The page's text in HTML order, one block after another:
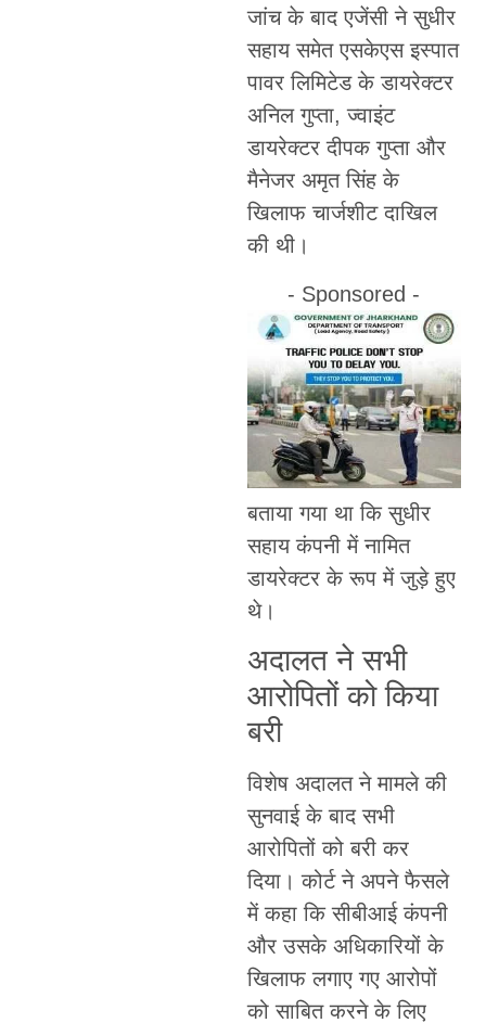
जांच के बाद एजेंसी ने सुधीर
सहाय समेत एसकेएस इस्पात
पावर लिमिटेड के डायरेक्टर
अनिल गुप्ता, ज्वाइंट
डायरेक्टर दीपक गुप्ता और
मैनेजर अमृत सिंह के
खिलाफ चार्जशीट दाखिल
की थी।
- Sponsored -
बताया गया था कि सुधीर
सहाय कंपनी में नामित
डायरेक्टर के रूप में जुड़े हुए
थे।
अदालत ने सभी
आरोपितों को किया
बरी
विशेष अदालत ने मामले की
सुनवाई के बाद सभी
आरोपितों को बरी कर
दिया। कोर्ट ने अपने फैसले
में कहा कि सीबीआई कंपनी
और उसके अधिकारियों के
खिलाफ लगाए गए आरोपों
को साबित करने के लिए